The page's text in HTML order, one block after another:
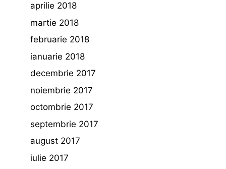
aprilie 2018
martie 2018
februarie 2018
ianuarie 2018
decembrie 2017
noiembrie 2017
octombrie 2017
septembrie 2017
august 2017
iulie 2017